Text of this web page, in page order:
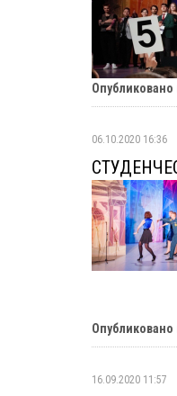
Опубликовано
06.10.2020 16:36
Опубликовано
16.09.2020 11:57